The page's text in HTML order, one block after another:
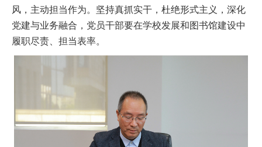
风，主动担当作为。坚持真抓实干，杜绝形式主义，深化
党建与业务融合，党员干部要在学校发展和图书馆建设中
履职尽责、担当表率。